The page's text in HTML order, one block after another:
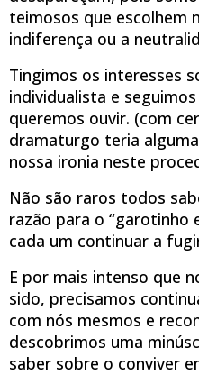
teimosos que escolhem
indiferença ou a
Tingimos os interesses
individualista e
queremos ouvir. (com
dramaturgo teria
nossa ironia neste
Não são raros todos
razão para o “garotinho
cada um continuar a
E por mais intenso que
sido, precisamos
com nós mesmos e
descobrimos uma
saber sobre o conviver